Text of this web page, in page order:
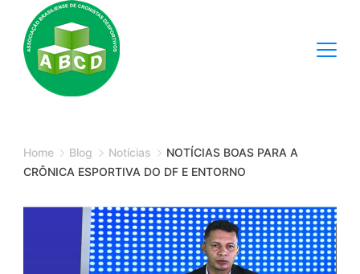
content
Agency
Home Blog Notícias
NOTÍCIAS BOAS PARA A
CRÔNICA ESPORTIVA DO DF E ENTORNO